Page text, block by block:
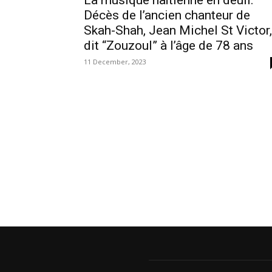
Décès de l’ancien chanteur de
Skah-Shah, Jean Michel St Victor,
dit “Zouzoul” à l’âge de 78 ans
11 December, 2023